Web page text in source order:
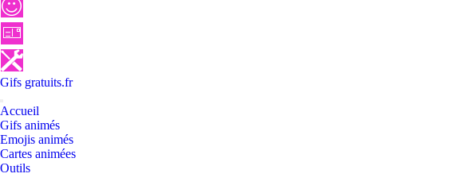
Gifs gratuits.fr
Accueil
Gifs animés
Emojis animés
Cartes animées
Outils